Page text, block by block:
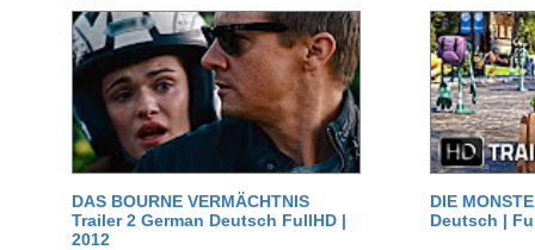
DAS BOURNE VERMÄCHTNIS
Trailer 2 German Deutsch FullHD |
2012
DIE
Deutsch |